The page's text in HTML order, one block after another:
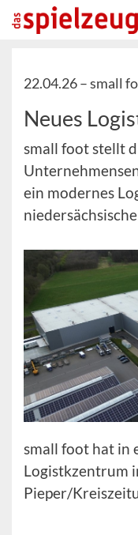
22.04.26 –small
Neues
small foot stellt
ein modernes
small foot hat in
Logistkzentrum
Pieper/